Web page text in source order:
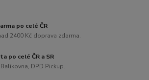
po celé ČR
2400 Kč doprava zdarma.
po celé ČR a SR
DPD Pickup.